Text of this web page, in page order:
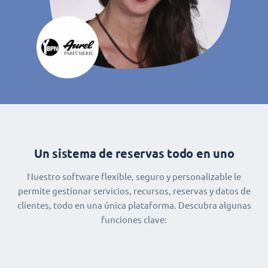
Un sistema de reservas todo en uno
Nuestro software flexible, seguro y personalizable le
permite gestionar servicios, recursos, reservas y datos de
clientes, todo en una única plataforma. Descubra algunas
funciones clave: